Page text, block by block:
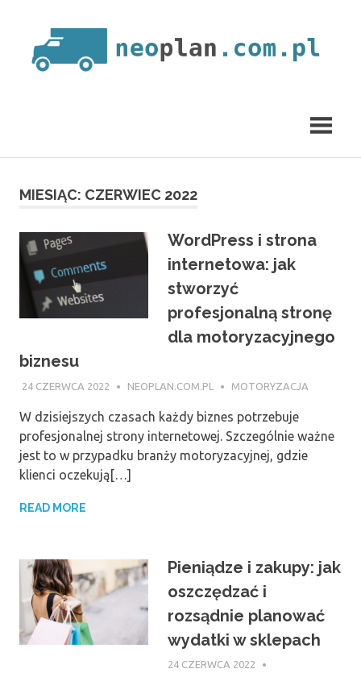
content
MIESIĄC: CZERWIEC 2022
WordPress i strona
internetowa: jak
stworzyć
profesjonalną stronę
dla motoryzacyjnego
biznesu
24 CZERWCA 2022 NEOPLAN.COM.PL MOTORYZACJA
W dzisiejszych czasach każdy biznes potrzebuje
profesjonalnej strony internetowej. Szczególnie ważne
jest to w przypadku branży motoryzacyjnej, gdzie
klienci oczekują[…]
READ MORE
Pieniądze i zakupy: jak
oszczędzać i
rozsądnie planować
wydatki w sklepach
24 CZERWCA 2022